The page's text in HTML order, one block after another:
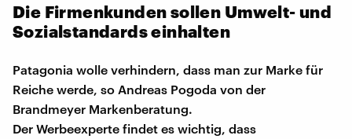
Die Firmenkunden sollen Umwelt- und
Sozialstandards einhalten
Patagonia wolle verhindern, dass man zur Marke für
Reiche werde, so Andreas Pogoda von der
Brandmeyer Markenberatung.
Der Werbeexperte findet es wichtig, dass